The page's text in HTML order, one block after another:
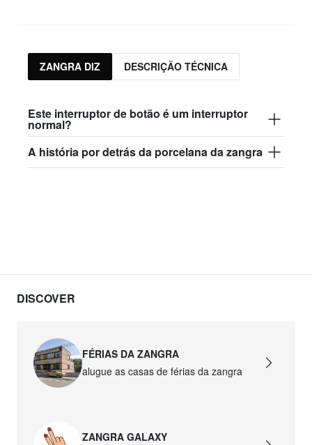
ZANGRA DIZ DESCRIÇÃO TÉCNICA
Este interruptor de botão é um interruptor
normal?
A história por detrás da porcelana da zangra
DISCOVER
FÉRIAS DA ZANGRA
alugue as casas de férias da zangra
ZANGRA GALAXY